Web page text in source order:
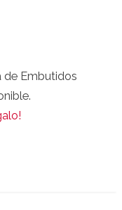
de Embutidos